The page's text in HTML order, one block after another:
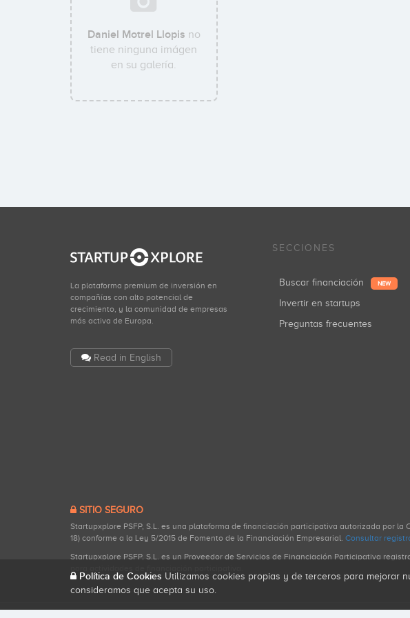
Daniel Motrel Llopis no
tiene ninguna imágen
en su galería.
La plataforma premium de inversión en
compañías con alto potencial de
crecimiento, y la comunidad de empresas
más activa de Europa.
Read in English
SECCIONES
Buscar financiación NEW
Invertir en startups
Preguntas frecuentes
SITIO SEGURO
Startupxplore PSFP, S.L. es una plataforma de financiación participativa autorizada por la
18) conforme a la Ley 5/2015 de Fomento de la Financiación Empresarial. Consultar
Startupxplore PSFP, S.L. es un Proveedor de Servicios de Financiación Participativa
Política de Cookies Utilizamos cookies propias y de terceros para mejorar
consideramos que acepta su uso.